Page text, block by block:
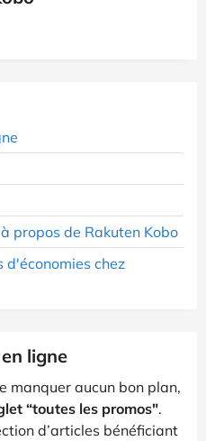
propos de Rakuten Kobo
d'économies chez
ligne
manquer aucun bon plan,
“toutes les promos".
d’articles bénéficiant